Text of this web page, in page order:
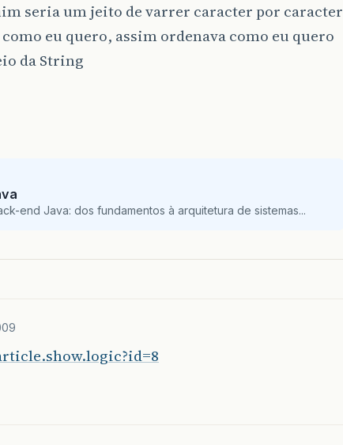
seria um jeito de varrer caracter por caracter
eu quero, assim ordenava como eu quero
da String
end Java: dos fundamentos à arquitetura de sistemas...